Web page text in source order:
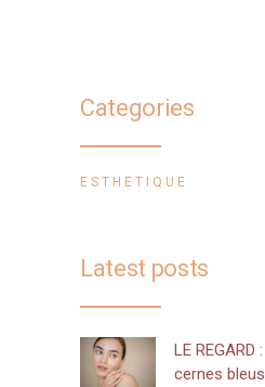
Categories
ESTHETIQUE
Latest posts
LE
cernes bleus